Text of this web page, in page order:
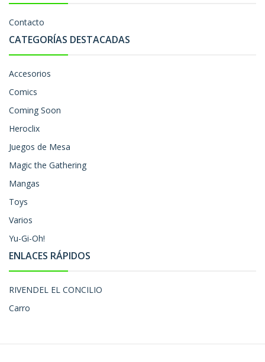
Contacto
CATEGORÍAS DESTACADAS
Accesorios
Comics
Coming Soon
Heroclix
Juegos de Mesa
Magic the Gathering
Mangas
Toys
Varios
Yu-Gi-Oh!
ENLACES RÁPIDOS
RIVENDEL EL CONCILIO
Carro